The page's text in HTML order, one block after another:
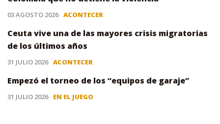
03 AGOSTO 2026 ACONTECER
Ceuta vive una de las mayores crisis migratorias
de los últimos años
31 JULIO 2026 ACONTECER
Empezó el torneo de los “equipos de garaje”
31 JULIO 2026 EN EL JUEGO